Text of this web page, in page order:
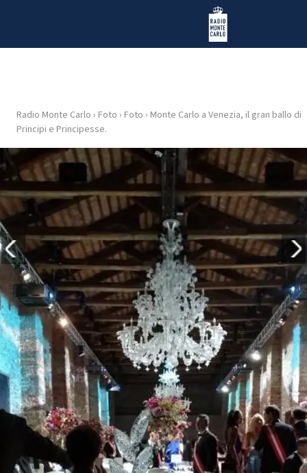
Radio Monte Carlo
HOME
RADIO
WEB
RADIO
PLAYLIST
NEWS
FOTO
CONCORSI
EVENTI
VIDEO
Radio Monte Carlo › Foto › Foto › Monte Carlo a Venezia, il gran ballo di
Principi e Principesse.